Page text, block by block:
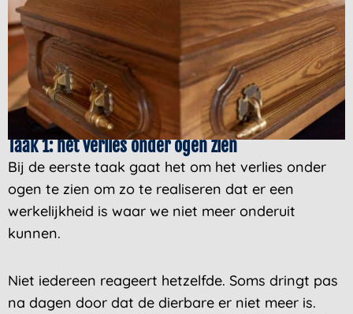
Taak 1: het verlies onder ogen zien
Bij de eerste taak gaat het om het verlies onder
ogen te zien om zo te realiseren dat er een
werkelijkheid is waar we niet meer onderuit
kunnen.
Niet iedereen reageert hetzelfde. Soms dringt pas
na dagen door dat de dierbare er niet meer is.